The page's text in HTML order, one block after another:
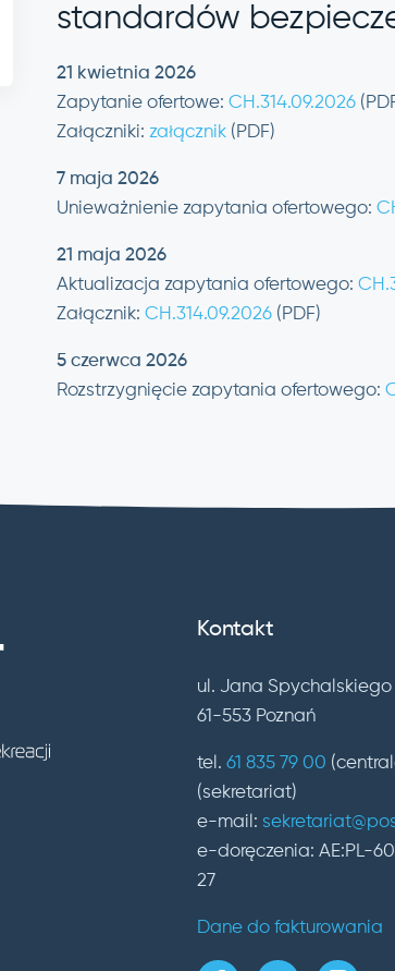
standardów
21 kwietnia 2026
Zapytanie ofertowe: CH.314.09.2026
Załączniki: załącznik (PDF)
7 maja 2026
Unieważnienie zapytania ofertowego:
21 maja 2026
Aktualizacja zapytania ofertowego:
Załącznik: CH.314.09.2026(PDF)
5 czerwca 2026
Rozstrzygnięcie zapytania ofertowego:
Kontakt
ul. Jana Spychalskiego
61-553 Poznań
tel. 61 835 79 00
(sekretariat)
e-mail:
e-doręczenia: AE:PL-
27
Dane do fakturowania